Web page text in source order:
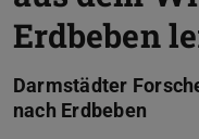
Erdbeben
Darmstädter
nach Erdbeben